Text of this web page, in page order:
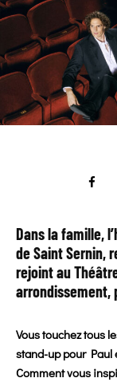
Dans la famille,
de Saint Sernin,
rejoint au
arrondissement,
Vous touchez tous
stand-up pour Paul
Comment vous